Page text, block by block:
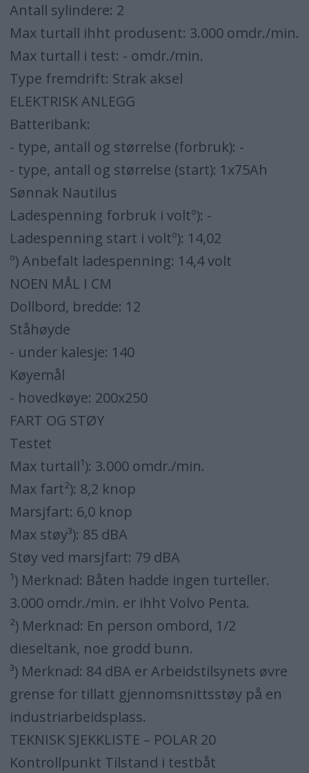
Antall sylindere: 2
Max turtall ihht produsent: 3.000 omdr./min.
Max turtall i test: - omdr./min.
Type fremdrift: Strak aksel
ELEKTRISK ANLEGG
Batteribank:
- type, antall og størrelse (forbruk): -
- type, antall og størrelse (start): 1x75Ah
Sønnak Nautilus
Ladespenning forbruk i voltº): -
Ladespenning start i voltº): 14,02
º) Anbefalt ladespenning: 14,4 volt
NOEN MÅL I CM
Dollbord, bredde: 12
Ståhøyde
- under kalesje: 140
Køyemål
- hovedkøye: 200x250
FART OG STØY
Testet
Max turtall¹): 3.000 omdr./min.
Max fart²): 8,2 knop
Marsjfart: 6,0 knop
Max støy³): 85 dBA
Støy ved marsjfart: 79 dBA
¹) Merknad: Båten hadde ingen turteller.
3.000 omdr./min. er ihht Volvo Penta.
²) Merknad: En person ombord, 1/2
dieseltank, noe grodd bunn.
³) Merknad: 84 dBA er Arbeidstilsynets øvre
grense for tillatt gjennomsnittsstøy på en
industriarbeidsplass.
TEKNISK SJEKKLISTE – POLAR 20
Kontrollpunkt Tilstand i testbåt